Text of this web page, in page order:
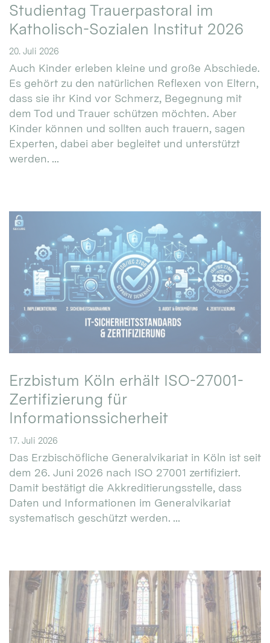
Studientag Trauerpastoral im
Katholisch-Sozialen Institut 2026
20. Juli 2026
Auch Kinder erleben kleine und große Abschiede.
Es gehört zu den natürlichen Reflexen von Eltern,
dass sie ihr Kind vor Schmerz, Begegnung mit
dem Tod und Trauer schützen möchten. Aber
Kinder können und sollten auch trauern, sagen
Experten, dabei aber begleitet und unterstützt
werden. ...
Erzbistum Köln erhält ISO-27001-
Zertifizierung für
Informationssicherheit
17. Juli 2026
Das Erzbischöfliche Generalvikariat in Köln ist seit
dem 26. Juni 2026 nach ISO 27001 zertifiziert.
Damit bestätigt die Akkreditierungsstelle, dass
Daten und Informationen im Generalvikariat
systematisch geschützt werden. ...